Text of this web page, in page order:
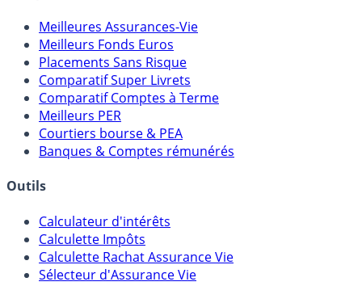
Meilleures Assurances-Vie
Meilleurs Fonds Euros
Placements Sans Risque
Comparatif Super Livrets
Comparatif Comptes à Terme
Meilleurs PER
Courtiers bourse & PEA
Calculateur d'intérêts
Calculette Impôts
Calculette Rachat Assurance Vie